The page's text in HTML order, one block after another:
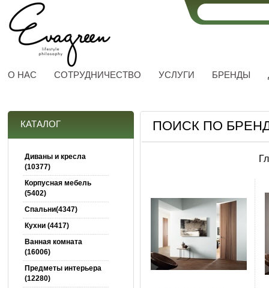
О НАС СОТРУДНИЧЕСТВО УСЛУГИ БРЕНДЫ
КАТАЛОГ
Диваны и кресла
(10377)
Корпусная мебель
(5402)
Спальни(4347)
Кухни (4417)
Ванная комната
(16006)
Предметы интерьера
(12280)
ПОИСК ПО